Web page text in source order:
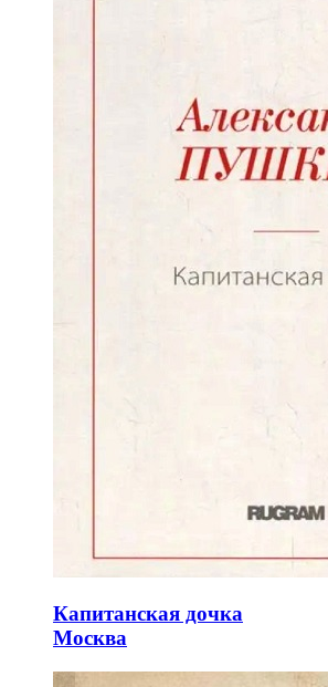
Капитанская дочка
Москва